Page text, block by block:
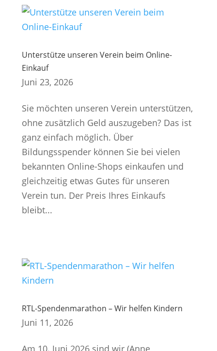
Unterstütze unseren Verein beim Online-
Einkauf
Juni 23, 2026
Sie möchten unseren Verein unterstützen,
ohne zusätzlich Geld auszugeben? Das ist
ganz einfach möglich. Über
Bildungsspender können Sie bei vielen
bekannten Online-Shops einkaufen und
gleichzeitig etwas Gutes für unseren
Verein tun. Der Preis Ihres Einkaufs
bleibt...
RTL-Spendenmarathon – Wir helfen Kindern
Juni 11, 2026
Am 10. Juni 2026 sind wir (Anne